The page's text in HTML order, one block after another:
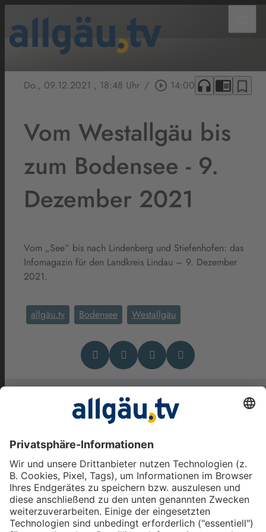
Do., 09.12.2021 , 18:48 Uhr / play_circle_outline 14:00 headphones chrome_reader_mode bookmark_border
Vom Westallgäu bis
zum Bodensee - 9.
Dezember 2021
Vom „See“ bis nach Lindenberg und Stiefenhofen: das
Infomagazin für den Landkreis Lindau – 9. Dezember
2021.
allgäu.tv Bodensee Westallgäu
Das könnte Dich auch
interessieren
Aus dem Westallgäu und vom
Bodensee: Das
Wirtshaussterben auf dem
Land